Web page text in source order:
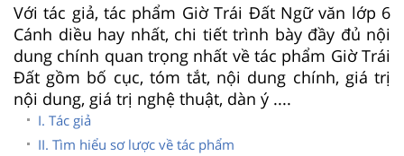
Với tác giả, tác phẩm Giờ Trái Đất Ngữ văn lớp 6
Cánh diều hay nhất, chi tiết trình bày đầy đủ nội
dung chính quan trọng nhất về tác phẩm Giờ Trái
Đất gồm bố cục, tóm tắt, nội dung chính, giá trị
nội dung, giá trị nghệ thuật, dàn ý ....
I. Tác giả
II. Tìm hiểu sơ lược về tác phẩm